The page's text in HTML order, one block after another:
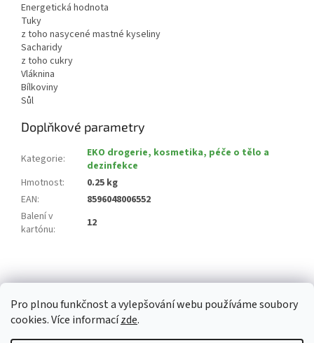
Pro plnou funkčnost a vylepšování webu používáme soubory
cookies. Více informacízde.
Energetická hodnota
Tuky
z toho nasycené mastné kyseliny
Sacharidy
z toho cukry
Vláknina
Bílkoviny
Sůl
Doplňkové parametry
Kategorie:
EKO drogerie, kosmetika, péče o tělo a
dezinfekce
Hmotnost:
0.25 kg
EAN:
8596048006552
Balení v
kartónu: 12
á